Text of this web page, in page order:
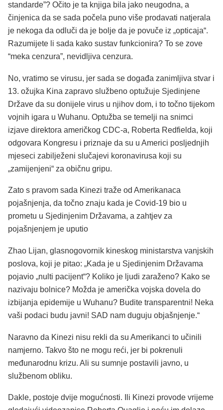
standarde”? Očito je ta knjiga bila jako neugodna, a
činjenica da se sada počela puno više prodavati natjerala
je nekoga da odluči da je bolje da je povuče iz „opticaja“.
Razumijete li sada kako sustav funkcionira? To se zove
“meka cenzura”, nevidljiva cenzura.
No, vratimo se virusu, jer sada se događa zanimljiva stvar i
13. ožujka Kina zapravo službeno optužuje Sjedinjene
Države da su donijele virus u njihov dom, i to točno tijekom
vojnih igara u Wuhanu. Optužba se temelji na snimci
izjave direktora američkog CDC-a, Roberta Redfielda, koji
odgovara Kongresu i priznaje da su u Americi posljednjih
mjeseci zabilježeni slučajevi koronavirusa koji su
„zamijenjeni“ za običnu gripu.
Zato s pravom sada Kinezi traže od Amerikanaca
pojašnjenja, da točno znaju kada je Covid-19 bio u
prometu u Sjedinjenim Državama, a zahtjev za
pojašnjenjem je uputio
Zhao Lijan, glasnogovornik kineskog ministarstva vanjskih
poslova, koji je pitao: „Kada je u Sjedinjenim Državama
pojavio „nulti pacijent“? Koliko je ljudi zaraženo? Kako se
nazivaju bolnice? Možda je američka vojska dovela do
izbijanja epidemije u Wuhanu? Budite transparentni! Neka
vaši podaci budu javni! SAD nam duguju objašnjenje.“
Naravno da Kinezi nisu rekli da su Amerikanci to učinili
namjerno. Takvo što ne mogu reći, jer bi pokrenuli
međunarodnu krizu. Ali su sumnje postavili javno, u
službenom obliku.
Dakle, postoje dvije mogućnosti. Ili Kinezi provode vrijeme